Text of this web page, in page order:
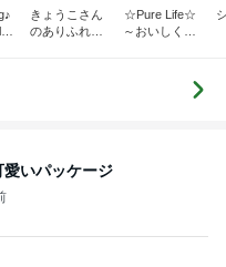
きょうこさん
のありふれた
☆Pure Life☆
～おいしく、
いパッケージ